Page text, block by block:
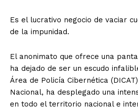
Es el lucrativo negocio de vaciar
de la impunidad.
​El anonimato que ofrece una
ha dejado de ser un escudo
Área de Policía Cibernética
Nacional, ha desplegado una
en todo el territorio nacional e